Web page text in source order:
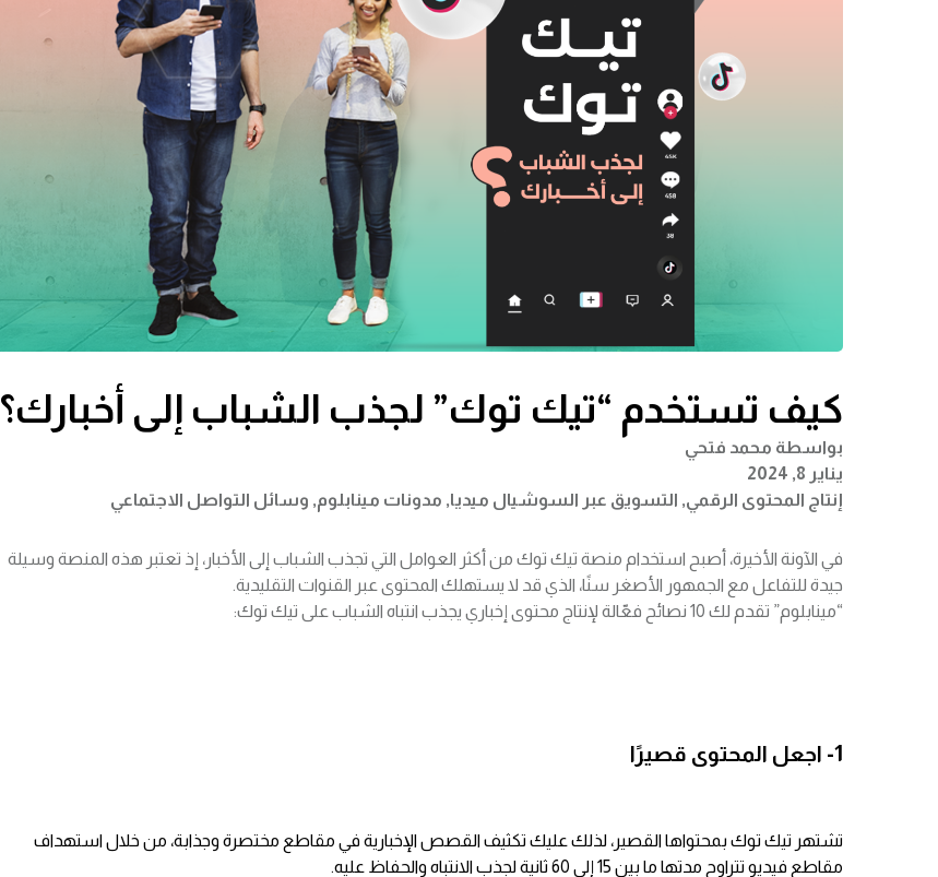
كيف تستخدم “تيك توك” لجذب الشباب إلى أخبارك؟
بواسطة محمد فتحي
يناير 8, 2024
إنتاج المحتوى الرقمي, التسويق عبر السوشيال ميديا, مدونات مينابلوم, وسائل التواصل الاجتماعي
في الآونة الأخيرة، أصبح استخدام منصة تيك توك من أكثر العوامل التي تجذب الشباب إلى الأخبار، إذ تعتبر هذه المنصة وسيلة
جيدة للتفاعل مع الجمهور الأصغر سنًا، الذي قد لا يستهلك المحتوى عبر القنوات التقليدية.
“مينابلوم” تقدم لك 10 نصائح فعّالة لإنتاج محتوى إخباري يجذب انتباه الشباب على تيك توك:
1- اجعل المحتوى قصيرًا
تشتهر تيك توك بمحتواها القصير، لذلك عليك تكثيف القصص الإخبارية في مقاطع مختصرة وجذابة، من خلال استهداف
مقاطع فيديو تتراوح مدتها ما بين 15 إلى 60 ثانية لجذب الانتباه والحفاظ عليه.